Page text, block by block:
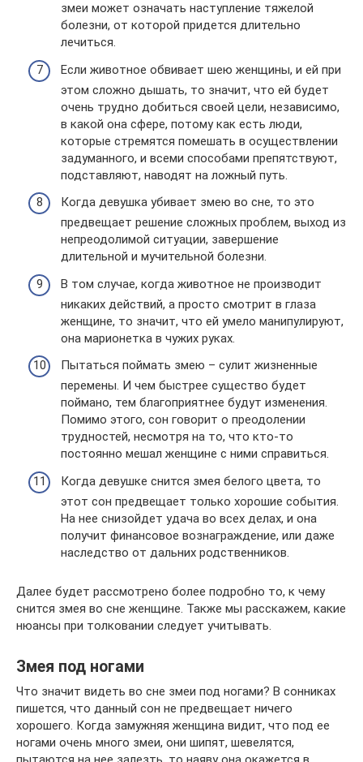
змеи может означать наступление тяжелой
болезни, от которой придется длительно
лечиться.
Если животное обвивает шею женщины, и ей при
этом сложно дышать, то значит, что ей будет
очень трудно добиться своей цели, независимо,
в какой она сфере, потому как есть люди,
которые стремятся помешать в осуществлении
задуманного, и всеми способами препятствуют,
подставляют, наводят на ложный путь.
Когда девушка убивает змею во сне, то это
предвещает решение сложных проблем, выход из
непреодолимой ситуации, завершение
длительной и мучительной болезни.
В том случае, когда животное не производит
никаких действий, а просто смотрит в глаза
женщине, то значит, что ей умело манипулируют,
она марионетка в чужих руках.
Пытаться поймать змею – сулит жизненные
перемены. И чем быстрее существо будет
поймано, тем благоприятнее будут изменения.
Помимо этого, сон говорит о преодолении
трудностей, несмотря на то, что кто-то
постоянно мешал женщине с ними справиться.
Когда девушке снится змея белого цвета, то
этот сон предвещает только хорошие события.
На нее снизойдет удача во всех делах, и она
получит финансовое вознаграждение, или даже
наследство от дальних родственников.
Далее будет рассмотрено более подробно то, к чему
снится змея во сне женщине. Также мы расскажем, какие
нюансы при толковании следует учитывать.
Змея под ногами
Что значит видеть во сне змеи под ногами? В сонниках
пишется, что данный сон не предвещает ничего
хорошего. Когда замужняя женщина видит, что под ее
ногами очень много змеи, они шипят, шевелятся,